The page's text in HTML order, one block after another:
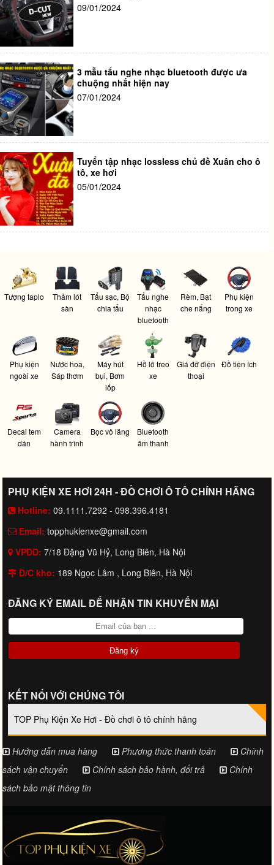
09/01/2024
3 mẫu tẩu nghe nhạc bluetooth được ưa
chuộng nhất hiện nay
07/01/2024
Tuyển tập nhạc lossless chủ đề Xuân cho ô
tô, xe hơi
05/01/2024
Tượng taplo
Thảm lót
sàn
Tẩu sạc, Bộ
chia tẩu
Tẩu nghe
nhạc
bluetooth
Rèm, Bạt
che nắng
Phụ kiện
trong xe
Phụ kiện
ngoài xe
Nước hoa,
Sáp thơm
Máy hút
bụi, Bơm
lốp
Hồ lô treo
xe
Giá đỡ điện
thoại
Đồ tiện ích
Decal tem
dán
Camera
hành trình
Bọc vô lăng
Bluetooth
âm thanh
PHỤ KIỆN XE HƠI 24H - ĐỒ CHƠI Ô TÔ CHÍNH HÃNG
Hotline:09.1111.7292 - 098.396.4181
Email:topphukienxe@gmail.com
VPĐD:7/18 Đặng Vũ Hỷ, Long Biên, Hà Nội
Đ/C kho: 189 Ngọc Lâm , Long Biên, Hà Nội
ĐĂNG KÝ EMAIL ĐỂ NHẬN TIN KHUYẾN MẠI
KẾT NỐI VỚI CHÚNG TÔI
TOP Phụ Kiện Xe Hơi - Đồ chơi ô tô chính hãng
Hướng dẫn mua hàng Phương thức thanh toán
Chính
sách vận chuyển
Chính sách bảo hành, đổi trả
Chính
sách bảo mật thông tin